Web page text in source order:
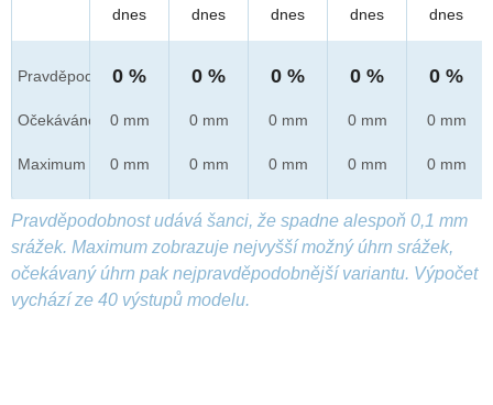
Pravděpod.
Očekáváno
Maximum
dnes
0 %
0 mm
0 mm
dnes
0 %
0 mm
0 mm
dnes
0 %
0 mm
0 mm
dnes
0 %
0 mm
0 mm
dnes
0 %
0 mm
0 mm
Pravděpodobnost udává šanci, že spadne alespoň 0,1 mm
srážek. Maximum zobrazuje nejvyšší možný úhrn srážek,
očekávaný úhrn pak nejpravděpodobnější variantu. Výpočet
vychází ze 40 výstupů modelu.